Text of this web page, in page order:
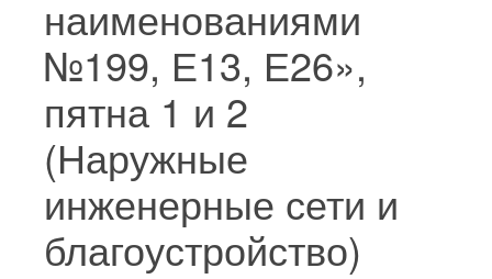
наименованиями
№199, Е13, Е26»,
пятна 1 и 2
(Наружные
инженерные сети и
благоустройство)